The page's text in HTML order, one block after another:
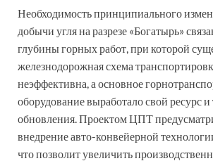
Необходимость принципиального
добычи угля на разрезе «Богатырь»
глубины горных работ, при которой
железнодорожная схема
неэффективна, а основное
оборудование выработало свой ресурс и
обновления. Проектом ЦПТ
внедрение авто-конвейерной
что позволит увеличить